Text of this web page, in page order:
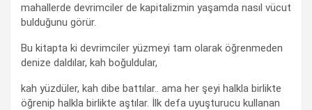
mahallerde devrimciler de kapitalizmin yaşamda nasıl vücut
bulduğunu görür.
Bu kitapta ki devrimciler yüzmeyi tam olarak öğrenmeden
denize daldılar, kah boğuldular,
kah yüzdüler, kah dibe battılar.. ama her şeyi halkla birlikte
öğrenip halkla birlikte aştılar. İlk defa uyuşturucu kullanan